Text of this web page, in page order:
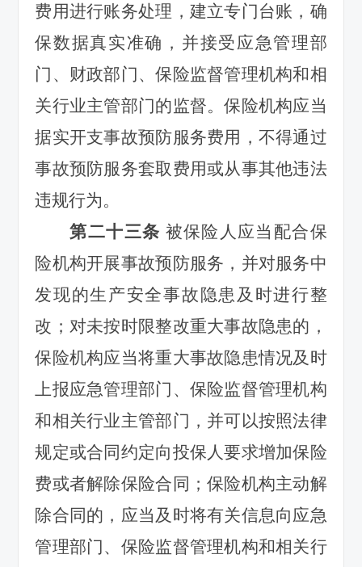
费用进行账务处理，建立专门台账，确
保数据真实准确，并接受应急管理部
门、财政部门、保险监督管理机构和相
关行业主管部门的监督。保险机构应当
据实开支事故预防服务费用，不得通过
事故预防服务套取费用或从事其他违法
违规行为。
第二十三条 被保险人应当配合保
险机构开展事故预防服务，并对服务中
发现的生产安全事故隐患及时进行整
改；对未按时限整改重大事故隐患的，
保险机构应当将重大事故隐患情况及时
上报应急管理部门、保险监督管理机构
和相关行业主管部门，并可以按照法律
规定或合同约定向投保人要求增加保险
费或者解除保险合同；保险机构主动解
除合同的，应当及时将有关信息向应急
管理部门、保险监督管理机构和相关行